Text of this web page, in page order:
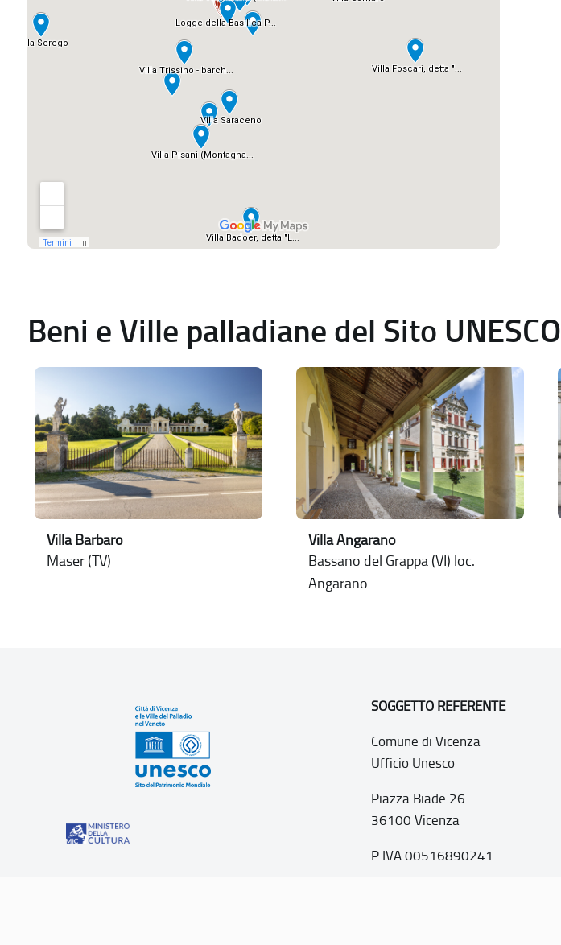
Beni e Ville palladiane del Sito UNESCO
Villa Barbaro
Maser (TV)
Villa Angarano
Bassano del Grappa (VI) loc.
Angarano
SOGGETTO REFERENTE
Comune di Vicenza
Ufficio Unesco
Piazza Biade 26
36100 Vicenza
P.IVA 00516890241